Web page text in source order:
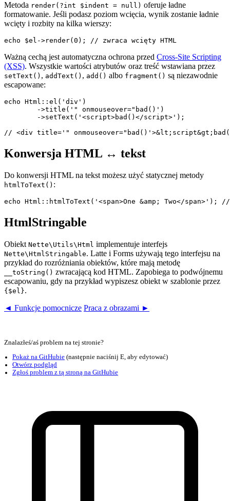
Metoda render(?int $indent = null) oferuje ładne
formatowanie. Jeśli podasz poziom wcięcia, wynik zostanie ładnie
wcięty i rozbity na kilka wierszy:
Ważną cechą jest automatyczna ochrona przed Cross-Site Scripting
(XSS). Wszystkie wartości atrybutów oraz treść wstawiana przez
setText() , addText() , add() albo fragment() są niezawodnie
escapowane:
echo Html::el('div')
Konwersja HTML ↔ tekst
Do konwersji HTML na tekst możesz użyć statycznej metody
htmlToText() :
HtmlStringable
Obiekt Nette\Utils\Html implementuje interfejs
Nette\HtmlStringable. Latte i Forms używają tego interfejsu na
przykład do rozróżniania obiektów, które mają metodę
__toString() zwracającą kod HTML. Zapobiega to podwójnemu
escapowaniu, gdy na przykład wypiszesz obiekt w szablonie przez
{$el}.
◄ Funkcje pomocnicze Praca z obrazami ►